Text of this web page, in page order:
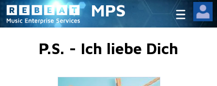
MPS
P.S. - Ich liebe Dich